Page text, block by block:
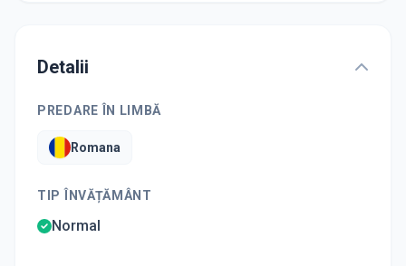
Detalii
PREDARE ÎN LIMBĂ
Romana
TIP ÎNVĂȚĂMÂNT
Normal